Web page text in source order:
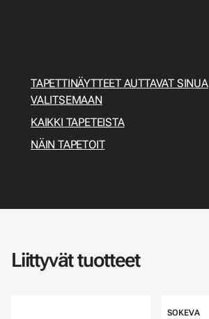
TAPETTINÄYTTEET AUTTAVAT SINUA
VALITSEMAAN
KAIKKI TAPETEISTA
NÄIN TAPETOIT
Liittyvät tuotteet
SOKEVA